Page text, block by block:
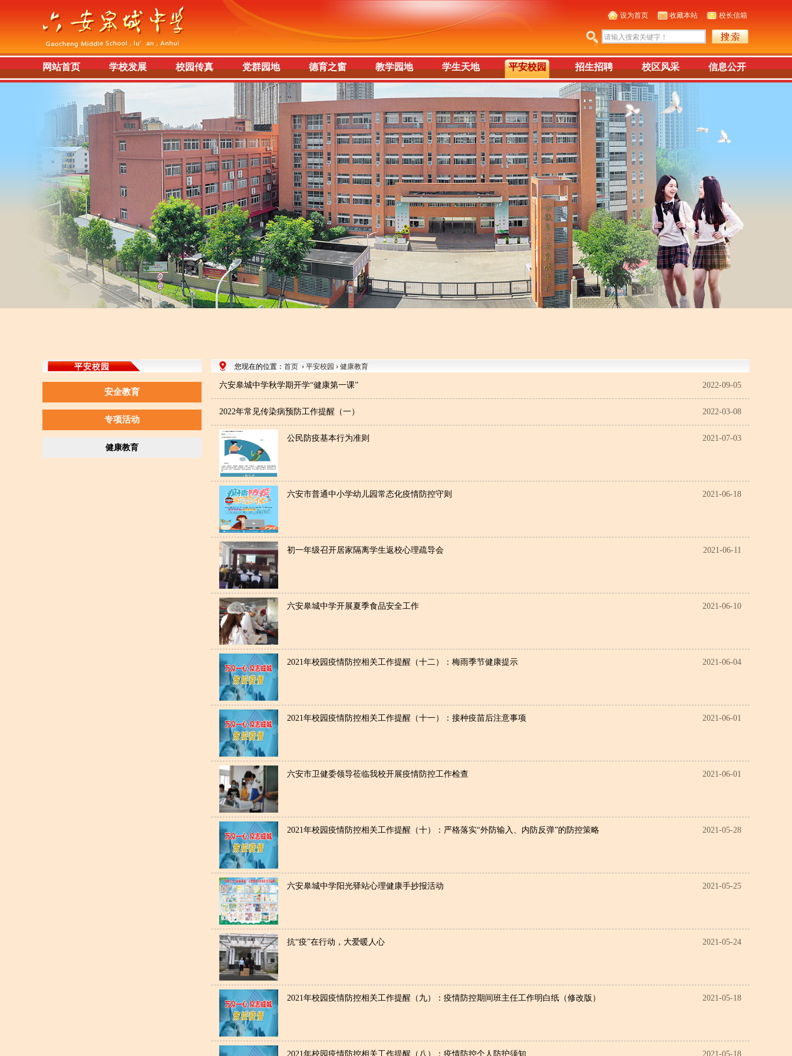
设为首页 收藏本站 校长信箱
网站首页 学校发展 校园传真 党群园地 德育之窗 教学园地 学生天地 平安校园 招生招聘 校区风采 信息公开
平安校园
安全教育
专项活动
健康教育
您现在的位置： 首页 › 平安校园 › 健康教育
2022-09-05
六安皋城中学秋学期开学“健康第一课”
2022-03-08
2022年常见传染病预防工作提醒（一）
2021-07-03
公民防疫基本行为准则
2021-06-18
六安市普通中小学幼儿园常态化疫情防控守则
2021-06-11
初一年级召开居家隔离学生返校心理疏导会
2021-06-10
六安皋城中学开展夏季食品安全工作
2021-06-04
2021年校园疫情防控相关工作提醒（十二）：梅雨季节健康提示
2021-06-01
2021年校园疫情防控相关工作提醒（十一）：接种疫苗后注意事项
2021-06-01
六安市卫健委领导莅临我校开展疫情防控工作检查
2021-05-28
2021年校园疫情防控相关工作提醒（十）：严格落实“外防输入、内防反弹”的防控策略
2021-05-25
六安皋城中学阳光驿站心理健康手抄报活动
2021-05-24
抗“疫”在行动，大爱暖人心
2021-05-18
2021年校园疫情防控相关工作提醒（九）：疫情防控期间班主任工作明白纸（修改版）
2021-05-18
2021年校园疫情防控相关工作提醒（八）：疫情防控个人防护须知